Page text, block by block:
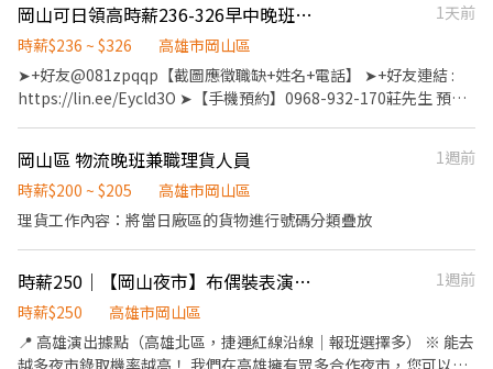
店 高雄市鼓山區九如四路728號1、2、3樓 鼓山華泰 - 智取店 高雄
市鼓山區華泰路256號1樓 內埔學人 - 智取店 屏東縣內埔鄉學人路
755號1、2、3樓 南州仁里 - 智取店 屏東縣南州鄉仁里路19之7號1
樓 屏東廣東二 - 智取店 屏東縣屏東市廣東路197號1樓 屏東棒球 - 智
取店 屏東縣屏東市棒球路102號1樓 新園仙吉 - 智取店 屏東縣新園
號1樓 潮州愛國 - 智取店 屏東縣潮州鎮愛國路28號1樓 琉球民生 - 智
取店 屏東縣琉球鄉民生路88之1號1樓 屏東里港 - 智取店 屏東縣里
港鄉里港路172號1、2、3樓 高樹興中 - 智取店 屏東縣高樹鄉興中路
250號與252號1樓 台東光明 - 智取店 台東縣台東市光明路137號與
大同路212巷11號1樓 台東漢中 - 智取店 台東縣台東市漢中街13號1
樓 . . 📌 錄取條件 ✔️ 可接受久站、搬運包裹 ✔️ 平日可配合至少4天、
✔️ 智取店晚班: 實際到班17:30-18:30間，上班時數為2-6小時，一週
至少四天可配合到23:30 ✔️ 配合區經排班，不挑日程、可穩定出勤
合加班 1～2 小時） 📦 早班 XD 理貨員 10:00－19:00 /（需配合加班
2～4 小時） 📋 早班 XD 點貨員 11:00－20:00 （需配合加班 2～4 小
🌃 晚班出貨拉貨／堆高機手 00:00－09:00 / （需配合加班 2～4 小
時） 💰 薪資待遇 🔹早班盤點員／上架員／驗收員 🔹早班 XD 點貨員
基本時薪 $210 (196+專案獎金14) 🔹早班 XD 理貨員 基本時薪
$216(196+專案獎金 20) 🔹中班 STD 理貨員 基本時薪 $226 (196
🔹晚班出貨堆高機手（需證照） 基本時薪$236 (196 +專案獎金40)
📌 加班費依基本時薪 $196，依《勞動基準法》規定倍率計算。 📦
工作內容 ✔ 理貨、揀貨、補貨、點貨 ✔ 驗收、盤點、出貨、拉貨 ✔
包裝、物流倉儲相關作業 ✔ 堆高機上架作業（需具證照） ✔ 完成主
管交辦事項 ✨ 無經驗可 ✨ 專人帶領、快速上手 ✨ 工作穩定、長期
職缺 📅 休假制度 📌 排休制（需配合加班） 🎁福利超有感 💚 勞健保
勞退6% 💚 團體保險
從事物流貨物理貨、揀貨等倉儲理貨作業、倉儲物流各項作 (依現場
指派工作內容為主) ⏰【工作時間 / 薪資】加班往後1~2H 早班盤點
員、早班上架、早班驗收員: 05:00~14:00 ➤196+14=$210 早班XD
理貨員:10:00~19:00 ➤ 196+20=$216 早班XD點貨員:11:00~20:00 ➤
196+14=$210 中班STD理貨員:15:30~00:30 ➤ 196+30=$226 中班
196+30=$226 晚班出貨堆高機手:00:00~09:00 ➤ $196+40=$236 💰
底薪 $196＋各站專案獎金 🌙堆高機人員 -需具有🔺堆高機技術士證
點】🏢 岡山倉：高雄市岡山區本工一路 ✅ 提供 日領 / 週領 超方便‼️
岡山可日領高時薪236-326早中晚班理貨員/無經驗可/書審/高雄1-KO
1天前
時薪$236 ~ $326
高雄市岡山區
➤+好友@081zpqqp【截圖應徵職缺+姓名+電話】 ➤+好友連結 :
https://lin.ee/Eycld3O ➤【手機預約】0968-932-170莊先生 預
司穩定職缺、無經驗可、書審免二試錄取通過可立即安排上班、工
作簡單/主管.同事好相處、固定班 !!!可日領 : 一天最高1500 【薪
資】: ＝＝＝＝＝＝＝＝＝＝＝＝＝＝＝＝＝＝＝＝＝＝＝＝＝＝ ➡️
出貨堆高機手 : $236 ➡️高額加班費 : ➡️晚班前2小時:261/H、第3小
時:326/H 【工作內容】: 理貨員 : 檢貨、理貨、包裝、出貨、加工、
作時間】: 早班盤點員、早班上架、早班驗收員: 05:00~14:00，加班
岡山區 物流晚班兼職理貨人員
1週前
時薪$200 ~ $205
高雄市岡山區
理貨工作內容：將當日廠區的貨物進行號碼分類疊放
時薪250｜【岡山夜市】布偶裝表演｜自主報班・無經驗可
1週前
時薪$250
高雄市岡山區
📍 高雄演出據點（高雄北區，捷運紅線沿線｜報班選擇多） ※ 能去
越多夜市錄取機率越高！ 我們在高雄擁有眾多合作夜市，您可以根